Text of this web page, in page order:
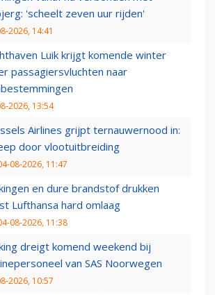
'scheelt zeven uur rijden'
2026, 14:41
Luik krijgt komende winter
passagiersvluchten naar
2026, 13:54
Airlines grijpt ternauwernood in:
door vlootuitbreiding
08-2026, 11:47
en dure brandstof drukken
Lufthansa hard omlaag
08-2026, 11:38
dreigt komend weekend bij
van SAS Noorwegen
2026, 10:57